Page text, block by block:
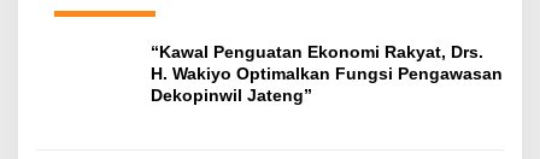
“Kawal Penguatan Ekonomi Rakyat, Drs.
H. Wakiyo Optimalkan Fungsi Pengawasan
Dekopinwil Jateng”